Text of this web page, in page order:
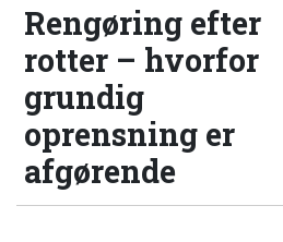
Rengøring efter
rotter – hvorfor
grundig
oprensning er
afgørende